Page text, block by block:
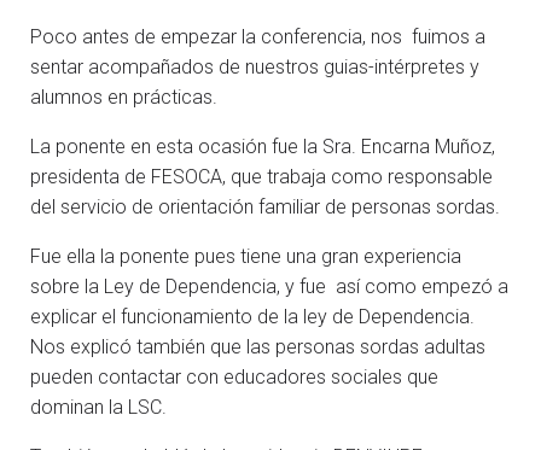
Poco antes de empezar la conferencia, nos fuimos a
sentar acompañados de nuestros guias-intérpretes y
alumnos en prácticas.
La ponente en esta ocasión fue la Sra. Encarna Muñoz,
presidenta de FESOCA, que trabaja como responsable
del servicio de orientación familiar de personas sordas.
Fue ella la ponente pues tiene una gran experiencia
sobre la Ley de Dependencia, y fue así como empezó a
explicar el funcionamiento de la ley de Dependencia.
Nos explicó también que las personas sordas adultas
pueden contactar con educadores sociales que
dominan la LSC.